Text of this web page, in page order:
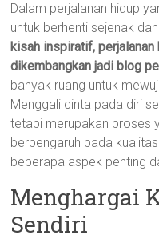
Dalam perjalanan hidup
untuk berhenti sejenak
kisah inspiratif, perjalanan
dikembangkan jadi blog
banyak ruang untuk
Menggali cinta pada diri
tetapi merupakan proses
berpengaruh pada
beberapa aspek penting
Menghargai
Sendiri